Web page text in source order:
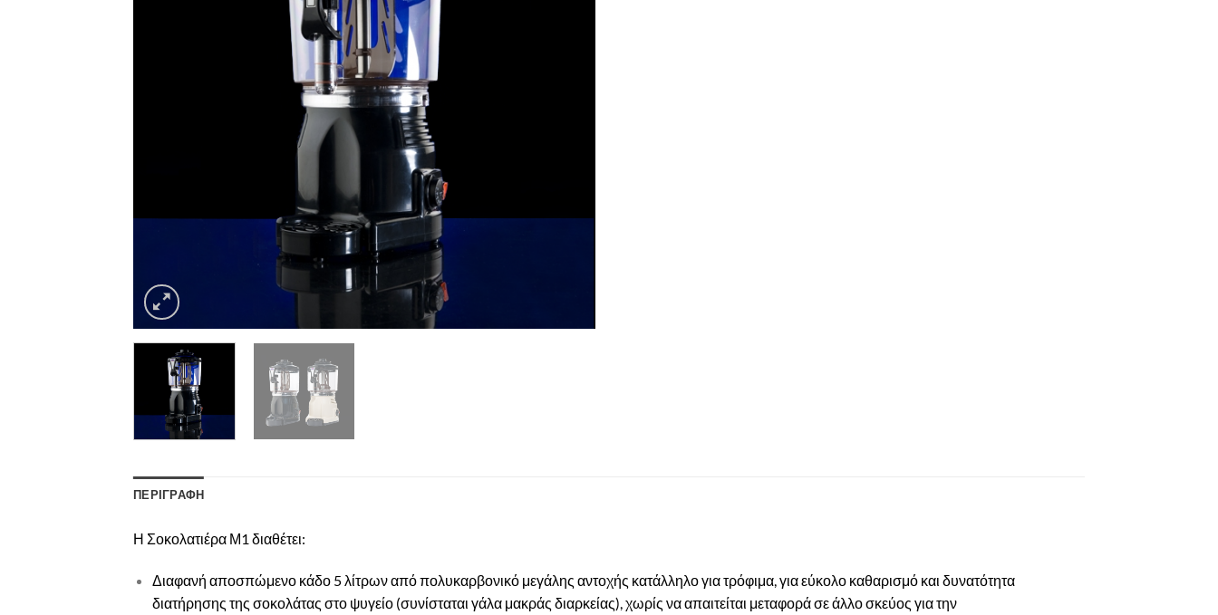
ΠΕΡΙΓΡΑΦΗ
Η Σοκολατιέρα Μ1 διαθέτει:
Διαφανή αποσπώμενο κάδο 5 λίτρων από πολυκαρβονικό μεγάλης αντοχής κατάλληλο για τρόφιμα, για εύκολο καθαρισμό και δυνατότητα
διατήρησης της σοκολάτας στο ψυγείο (συνίσταται γάλα μακράς διαρκείας), χωρίς να απαιτείται μεταφορά σε άλλο σκεύος για την